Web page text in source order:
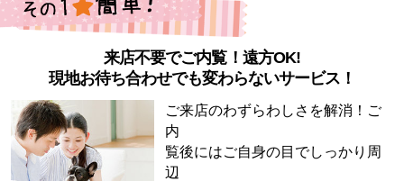
来店不要でご内覧！遠方OK!
現地お待ち合わせでも変わらないサービス！
ご来店のわずらわしさを解消！ご
内
覧後にはご自身の目でしっかり周
辺